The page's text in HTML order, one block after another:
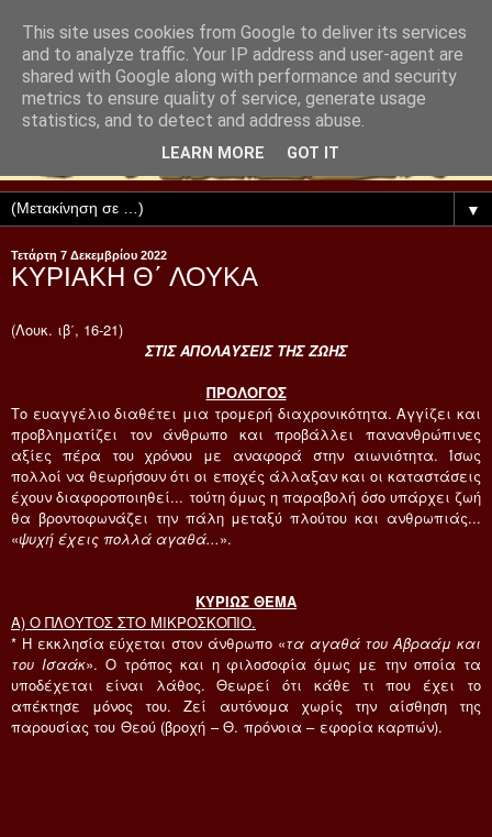
▼
Τετάρτη 7 Δεκεμβρίου 2022
ΚΥΡΙΑΚΗ Θ΄ ΛΟΥΚΑ
(Λουκ. ιβ΄, 16-21)
ΣΤΙΣ ΑΠΟΛΑΥΣΕΙΣ ΤΗΣ ΖΩΗΣ
ΠΡΟΛΟΓΟΣ
Το ευαγγέλιο διαθέτει μια τρομερή διαχρονικότητα. Αγγίζει και
προβληματίζει τον άνθρωπο και προβάλλει πανανθρώπινες
αξίες πέρα του χρόνου με αναφορά στην αιωνιότητα. Ίσως
πολλοί να θεωρήσουν ότι οι εποχές άλλαξαν και οι καταστάσεις
έχουν διαφοροποιηθεί... τούτη όμως η παραβολή όσο υπάρχει ζωή
θα βροντοφωνάζει την πάλη μεταξύ πλούτου και ανθρωπιάς...
«ψυχή έχεις πολλά αγαθά...».
ΚΥΡΙΩΣ ΘΕΜΑ
Α) Ο ΠΛΟΥΤΟΣ ΣΤΟ ΜΙΚΡΟΣΚΟΠΙΟ.
* Η εκκλησία εύχεται στον άνθρωπο «τα αγαθά του Αβραάμ και
του Ισαάκ». Ο τρόπος και η φιλοσοφία όμως με την οποία τα
υποδέχεται είναι λάθος. Θεωρεί ότι κάθε τι που έχει το
απέκτησε μόνος του. Ζεί αυτόνομα χωρίς την αίσθηση της
παρουσίας του Θεού (βροχή – Θ. πρόνοια – εφορία καρπών).
This site uses cookies from Google to deliver its services
and to analyze traffic. Your IP address and user-agent are
shared with Google along with performance and security
metrics to ensure quality of service, generate usage
statistics, and to detect and address abuse.
LEARN MORE GOT IT